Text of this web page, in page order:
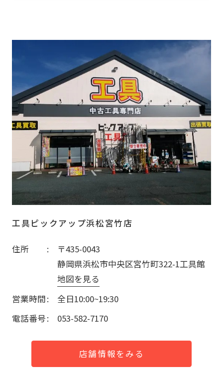
工具ピックアップ浜松宮竹店
住所
〒435-0043
静岡県浜松市中央区宮竹町322-1工具館
地図を見る
営業時間
全日10:00~19:30
電話番号
053-582-7170
店舗情報をみる